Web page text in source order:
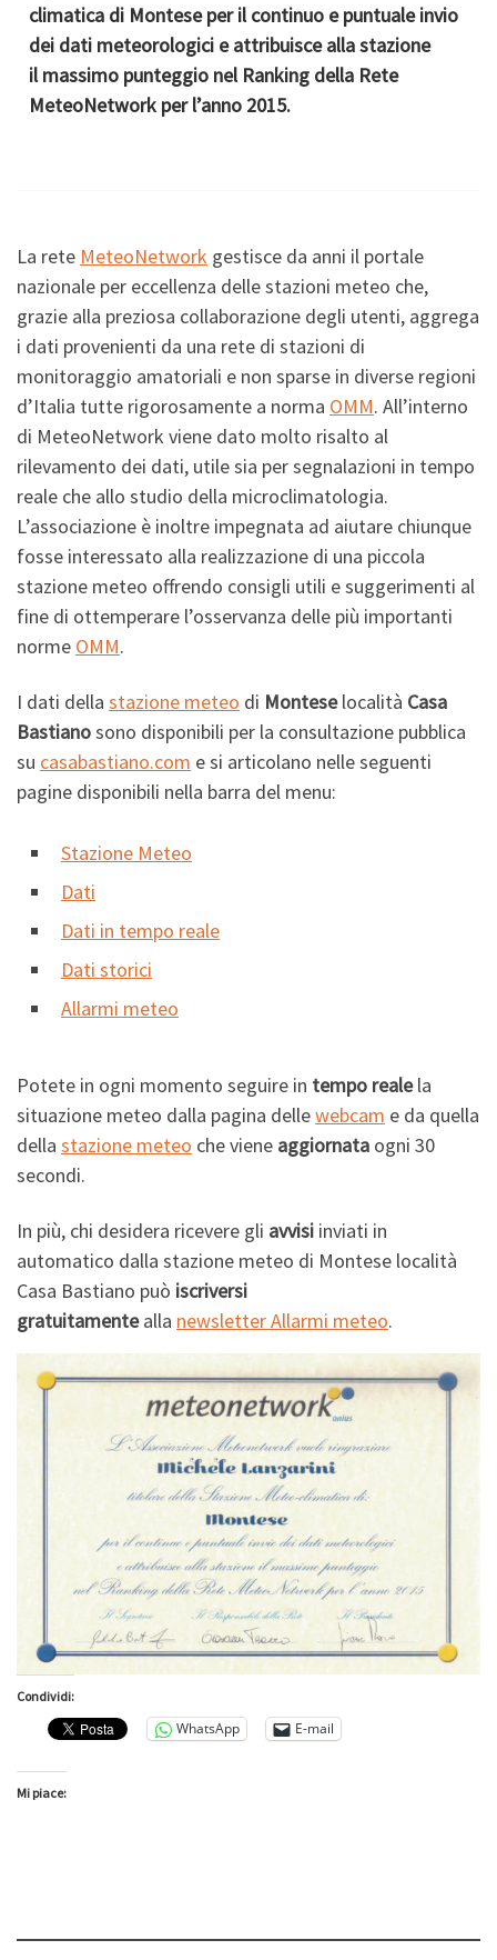
climatica di Montese per il continuo e puntuale invio
dei dati meteorologici e attribuisce alla stazione
ilmassimo punteggio nel Ranking della Rete
MeteoNetwork per l’anno 2015.
La rete MeteoNetwork gestisce da anni il portale
nazionale per eccellenza delle stazioni meteo che,
grazie alla preziosa collaborazione degli utenti, aggrega
i dati provenienti da una rete di stazioni di
monitoraggio amatoriali e non sparse in diverse regioni
d’Italia tutte rigorosamente a norma OMM. All’interno
di MeteoNetwork viene dato molto risalto al
rilevamento dei dati, utile sia per segnalazioni in tempo
reale che allo studio della microclimatologia.
L’associazione è inoltre impegnata ad aiutare chiunque
fosse interessato alla realizzazione di una piccola
stazione meteo offrendo consigli utili e suggerimenti al
fine di ottemperare l’osservanza delle più importanti
norme OMM.
I dati della stazione meteo di Monteselocalità Casa
Bastianosono disponibili per la consultazione pubblica
su casabastiano.com e si articolano nelle seguenti
pagine disponibili nella barra del menu:
Stazione Meteo
Dati
Dati in tempo reale
Dati storici
Allarmi meteo
Potete in ogni momento seguire in tempo realela
situazione meteo dalla pagina dellewebcam e da quella
della stazione meteo che viene aggiornata ogni 30
secondi.
In più, chi desidera ricevere gli avvisi inviati in
automatico dalla stazione meteo di Montese località
Casa Bastiano può iscriversi
gratuitamentealla newsletter Allarmi meteo.
Condividi:
WhatsApp E-mail
Mi piace: